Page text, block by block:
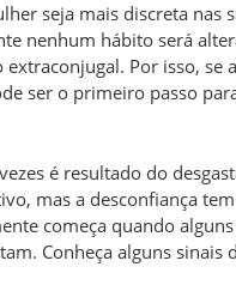
seja mais discreta nas
nenhum hábito será
extraconjugal. Por isso, se
ser o primeiro passo
é resultado do
mas a desconfiança
começa quando alguns
Conheça alguns sinais